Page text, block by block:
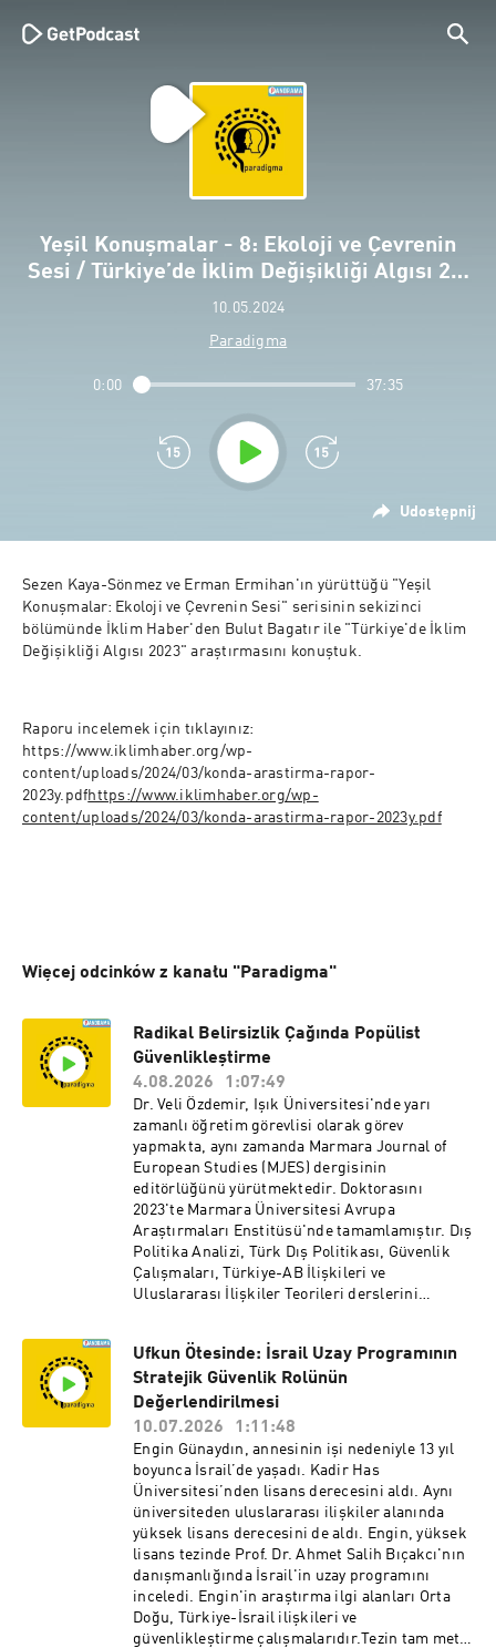
Yeşil Konuşmalar - 8: Ekoloji ve Çevrenin
Sesi / Türkiye’de İklim Değişikliği Algısı 2…
10.05.2024
Paradigma
Udostępnij
0:00 37:35
Sezen Kaya-Sönmez ve Erman Ermihan'ın yürüttüğü "Yeşil
Konuşmalar: Ekoloji ve Çevrenin Sesi" serisinin sekizinci
bölümünde İklim Haber'den Bulut Bagatır ile "Türkiye'de İklim
Değişikliği Algısı 2023" araştırmasını konuştuk.
Raporu incelemek için tıklayınız:
https://www.iklimhaber.org/wp-
content/uploads/2024/03/konda-arastirma-rapor-
2023y.pdfhttps://www.iklimhaber.org/wp-
content/uploads/2024/03/konda-arastirma-rapor-2023y.pdf
Więcej odcinków z kanału "Paradigma"
Radikal Belirsizlik Çağında Popülist
Güvenlikleştirme
4.08.2026
1:07:49
Dr. Veli Özdemir, Işık Üniversitesi'nde yarı
zamanlı öğretim görevlisi olarak görev
yapmakta, aynı zamanda Marmara Journal of
European Studies (MJES) dergisinin
editörlüğünü yürütmektedir. Doktorasını
2023'te Marmara Üniversitesi Avrupa
Araştırmaları Enstitüsü'nde tamamlamıştır. Dış
Politika Analizi, Türk Dış Politikası, Güvenlik
Çalışmaları, Türkiye-AB İlişkileri ve
Uluslararası İlişkiler Teorileri derslerini
dergilerinde yayımlanmış; TRUCE projesi 2025
yılında MSCA Seal of Excellence ödülünü
kazanmıştır. Routledge'dan yayımlanacak
"Turbulence and Ties: Türkiye, the EU, and the
Double-Edged Sword of Security Discourses and
Populism" kitabının editörlerinden biridir.
Araştırma alanları arasında aşırı sağ, popülizm,
güvenlikleştirme, Avrupa güvenliği ve Türkiye-
AB ilişkileri yer almaktadır. Ayrıca Geleceğe
Yönelik Çalışmalar ile Yapay Zeka ve
Uluslararası İlişkiler alanlarında simülasyon
destekli ders içerikleri geliştirmektedir. Dr. Veli
Özdemir is an adjunct faculty member at Işık
University and an editor of the Marmara Journal
Ufkun Ötesinde: İsrail Uzay Programının
Stratejik Güvenlik Rolünün
Değerlendirilmesi
10.07.2026
1:11:48
Engin Günaydın, annesinin işi nedeniyle 13 yıl
boyunca İsrail’de yaşadı. Kadir Has
Üniversitesi’nden lisans derecesini aldı. Aynı
üniversiteden uluslararası ilişkiler alanında
yüksek lisans derecesini de aldı. Engin, yüksek
lisans tezinde Prof. Dr. Ahmet Salih Bıçakcı'nın
danışmanlığında İsrail'in uzay programını
inceledi. Engin'in araştırma ilgi alanları Orta
Doğu, Türkiye-İsrail ilişkileri ve
güvenlikleştirme çalışmalarıdır.Tezin tam metni